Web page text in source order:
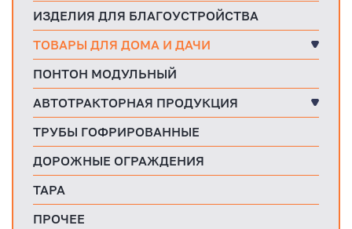
ИЗДЕЛИЯ ДЛЯ БЛАГОУСТРОЙСТВА
ТОВАРЫ ДЛЯ ДОМА И ДАЧИ
ПОНТОН МОДУЛЬНЫЙ
АВТОТРАКТОРНАЯ ПРОДУКЦИЯ
ТРУБЫ ГОФРИРОВАННЫЕ
ДОРОЖНЫЕ ОГРАЖДЕНИЯ
ТАРА
ПРОЧЕЕ